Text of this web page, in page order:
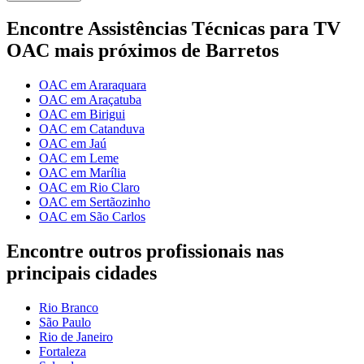
Encontre Assistências Técnicas para TV
OAC mais próximos de Barretos
OAC em Araraquara
OAC em Araçatuba
OAC em Birigui
OAC em Catanduva
OAC em Jaú
OAC em Leme
OAC em Marília
OAC em Rio Claro
OAC em Sertãozinho
OAC em São Carlos
Encontre outros profissionais nas
principais cidades
Rio Branco
São Paulo
Rio de Janeiro
Fortaleza